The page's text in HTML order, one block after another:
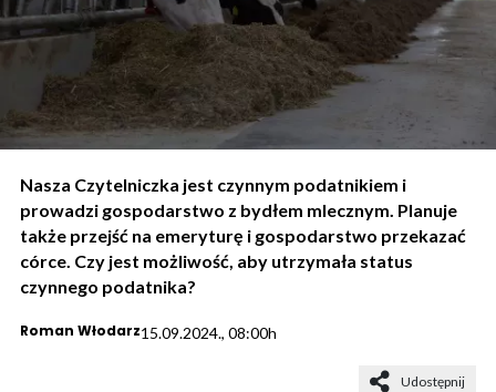
Nasza Czytelniczka jest czynnym podatnikiem i
prowadzi gospodarstwo z bydłem mlecznym. Planuje
także przejść na emeryturę i gospodarstwo przekazać
córce. Czy jest możliwość, aby utrzymała status
czynnego podatnika?
Roman Włodarz15.09.2024., 08:00h
Udostępnij